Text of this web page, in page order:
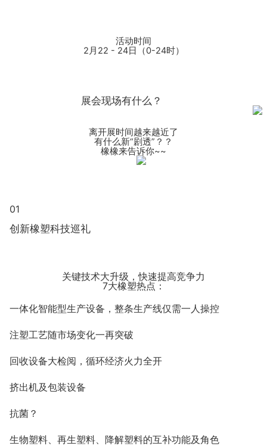
活动时间
2月22 - 24日（0-24时）
展会现场有什么？
离开展时间越来越近了
有什么新“剧透”？？
橡橡来告诉你~~
01
创新橡塑科技巡礼
关键技术大升级，快速提高竞争力
7大橡塑热点：
一体化智能型生产设备，整条生产线仅需一人操控
注塑工艺随市场变化一再突破
回收设备大检阅，循环经济火力全开
挤出机及包装设备
抗菌？
生物塑料、再生塑料、降解塑料的互补功能及角色